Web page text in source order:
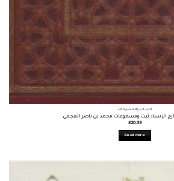
الأثبات والمشيخات
الإسناد ثبت ومسموعات محمد بن ناصر العجمي
£20.33
Read more